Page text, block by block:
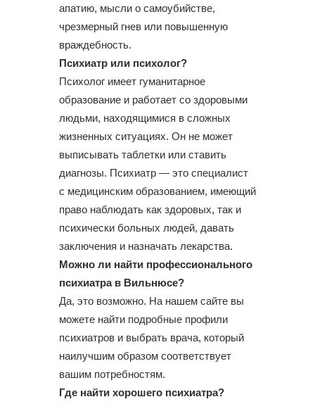
апатию, мысли о самоубийстве,
чрезмерный гнев или повышенную
враждебность.
Психиатр или психолог?
Психолог имеет гуманитарное
образование и работает со здоровыми
людьми, находящимися в сложных
жизненных ситуациях. Он не может
выписывать таблетки или ставить
диагнозы. Психиатр — это специалист
с медицинским образованием, имеющий
право наблюдать как здоровых, так и
психически больных людей, давать
заключения и назначать лекарства.
Можно ли найти профессионального
психиатра в Вильнюсе?
Да, это возможно. На нашем сайте вы
можете найти подробные профили
психиатров и выбрать врача, который
наилучшим образом соответствует
вашим потребностям.
Где найти хорошего психиатра?